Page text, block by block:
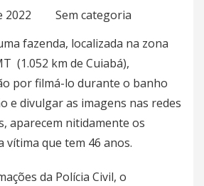
2022
Sem categoria
fazenda, localizada na zona
(1.052 km de Cuiabá),
por filmá-lo durante o banho
e divulgar as imagens nas redes
aparecem nitidamente os
vítima que tem 46 anos.
da Polícia Civil, o